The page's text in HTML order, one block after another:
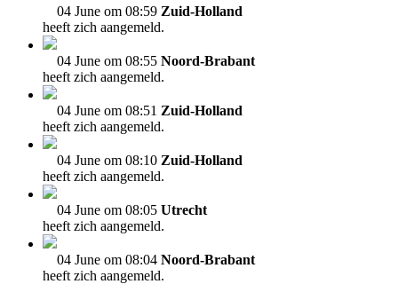
04 June om 08:59 Zuid-Holland
heeft zich aangemeld.
04 June om 08:55 Noord-Brabant
heeft zich aangemeld.
04 June om 08:51 Zuid-Holland
heeft zich aangemeld.
04 June om 08:10 Zuid-Holland
heeft zich aangemeld.
04 June om 08:05 Utrecht
heeft zich aangemeld.
04 June om 08:04 Noord-Brabant
heeft zich aangemeld.